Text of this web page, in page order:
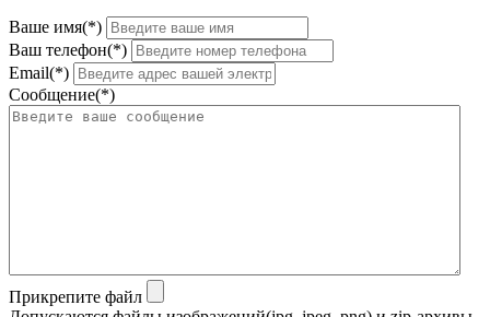
Ваше имя(*)
Ваш телефон(*)
Email(*)
Сообщение(*)
Прикрепите файл